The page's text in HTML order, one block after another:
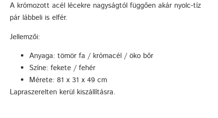
A krómozott acél lécekre nagyságtól függően akár nyolc-tíz
pár lábbeli is elfér.
Jellemzői:
Anyaga: tömör fa / krómacél / öko bőr
Színe: fekete / fehér
Mérete: 81 x 31 x 49 cm
Lapraszerelten kerül kiszállításra.